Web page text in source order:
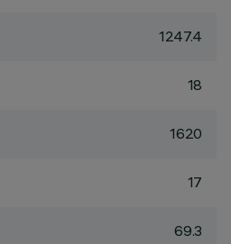
1247.4
18
1620
17
69.3